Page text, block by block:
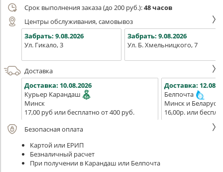
Срок выполнения заказа (до 200 руб.):48 часов
Центры обслуживания, самовывоз
Забрать: 9.08.2026
Ул. Гикало, 3
Забрать: 9.08.2026
Ул. Б. Хмельницкого, 7
Доставка
Доставка: 10.08.2026
Курьер Карандаш
Минск
17,00 руб или бесплатно от 400 руб.
Доставка:
Белпочта
Минск и Беларусь
16,00р. или
Безопасная оплата
Картой или ЕРИП
Безналичный расчет
При получении в Карандаш или Белпочта